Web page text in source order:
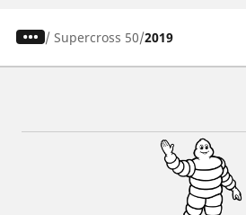
/ Supercross 50 2019